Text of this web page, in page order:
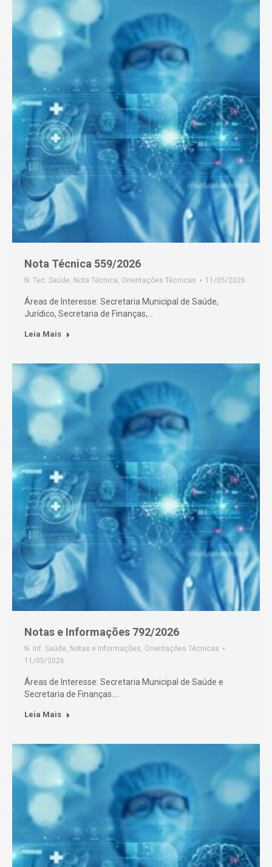
Nota Técnica 559/2026
N. Tec. Saúde, Nota Técnica, Orientações Técnicas 11/05/2026
Áreas de Interesse: Secretaria Municipal de Saúde,
Jurídico, Secretaria de Finanças,…
Leia Mais
Notas e Informações 792/2026
N. Inf. Saúde, Notas e Informações, Orientações Técnicas
11/05/2026
Áreas de Interesse: Secretaria Municipal de Saúde e
Secretaria de Finanças.…
Leia Mais